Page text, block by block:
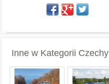
Inne w Kategorii Czechy